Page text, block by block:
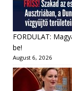
FORDULAT:
be!
August 6, 2026